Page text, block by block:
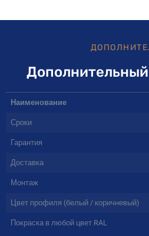
Наименование
Сроки
Гарантия
Доставка
Монтаж
Цвет профиля (белый / коричневый)
Покраска в любой цвет RAL